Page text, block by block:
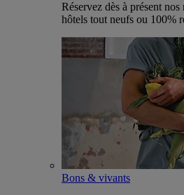
Réservez dès à présent nos
hôtels tout neufs ou 100%
Bons & vivants